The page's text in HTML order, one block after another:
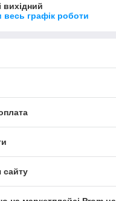
вихідний
весь графік роботи
сайту